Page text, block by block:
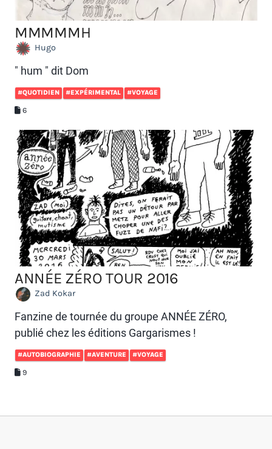
MMMMMH
Hugo
" hum " dit Dom
#QUOTIDIEN #EXPÉRIMENTAL #VOYAGE
6
ANNÉE ZÉRO TOUR 2016
Zad Kokar
Fanzine de tournée du groupe ANNÉE ZÉRO,
publié chez les éditions Gargarismes !
#AUTOBIOGRAPHIE #AVENTURE #VOYAGE
9